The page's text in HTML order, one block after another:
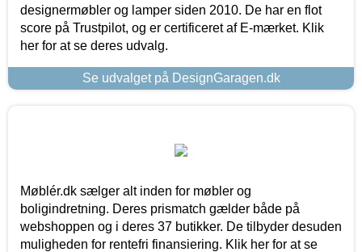
designermøbler og lamper siden 2010. De har en flot
score på Trustpilot, og er certificeret af E-mærket. Klik
her for at se deres udvalg.
Se udvalget på DesignGaragen.dk
Møblér.dk sælger alt inden for møbler og
boligindretning. Deres prismatch gælder både på
webshoppen og i deres 37 butikker. De tilbyder desuden
muligheden for rentefri finansiering. Klik her for at se